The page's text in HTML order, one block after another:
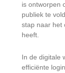
is ontworpen
publiek te
stap naar het
heeft.
In de digitale
efficiënte